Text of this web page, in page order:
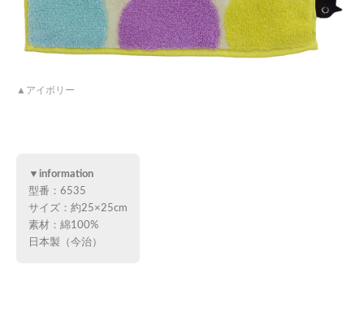
アイボリー
▼information
型番：6535
サイズ：約25×25cm
素材：綿100%
日本製（今治）